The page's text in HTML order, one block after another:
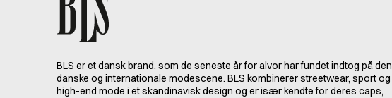
BLS er et dansk brand, som de seneste år for alvor har fundet indtog på den
danske og internationale modescene. BLS kombinerer streetwear, sport og
high-end mode i et skandinavisk design og er især kendte for deres caps,